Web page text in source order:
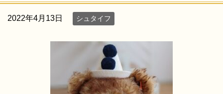
2022年4月13日 シュタイフ